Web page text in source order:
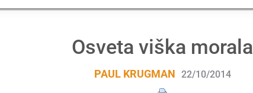
Osveta viška morala
PAUL KRUGMAN 22/10/2014